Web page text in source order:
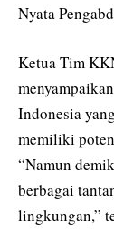
Nyata
Ketua Tim
Indonesia
memiliki
“Namun
berbagai
lingkungan,”